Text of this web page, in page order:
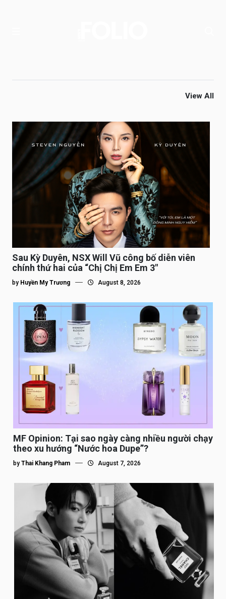
View All
Sau Kỳ Duyên, NSX Will Vũ công bố diễn viên
chính thứ hai của “Chị Chị Em Em 3″
by Huyền My Trương August 8, 2026
MF Opinion: Tại sao ngày càng nhiều người chạy
theo xu hướng “Nước hoa Dupe”?
by Thai Khang Pham August 7, 2026